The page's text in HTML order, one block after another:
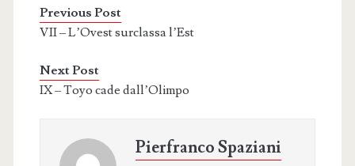
Previous Post
VII – L’Ovest surclassa l’Est
Next Post
IX – Toyo cade dall’Olimpo
Pierfranco Spaziani